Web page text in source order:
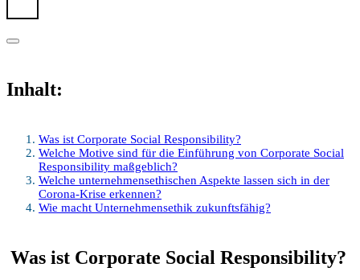
Inhalt:
Was ist Corporate Social Responsibility?
Welche Motive sind für die Einführung von Corporate Social
Responsibility maßgeblich?
Welche unternehmensethischen Aspekte lassen sich in der
Corona-Krise erkennen?
Wie macht Unternehmensethik zukunftsfähig?
Was ist Corporate Social Responsibility?